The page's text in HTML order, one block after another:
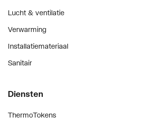
Lucht & ventilatie
Verwarming
Installatiemateriaal
Sanitair
Diensten
ThermoTokens